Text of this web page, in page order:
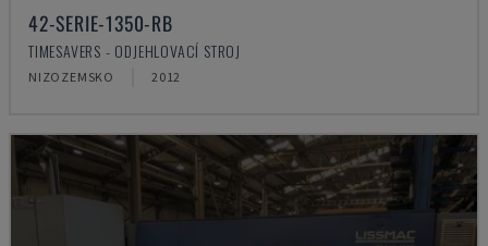
42-SERIE-1350-RB
TIMESAVERS - ODJEHLOVACÍ STROJ
NIZOZEMSKO 2012